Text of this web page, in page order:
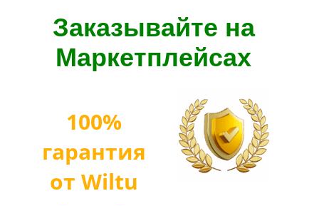
Заказывайте на
Маркетплейсах
100%
гарантия
от Wiltu